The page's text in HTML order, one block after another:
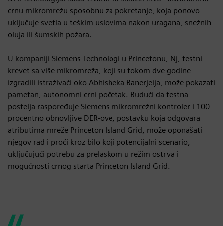
crnu mikromrežu sposobnu za pokretanje, koja ponovo
uključuje svetla u teškim uslovima nakon uragana, snežnih
oluja ili šumskih požara.
U kompaniji Siemens Technologi u Princetonu, Nj, testni
krevet sa više mikromreža, koji su tokom dve godine
izgradili istraživači oko Abhisheka Banerjeija, može pokazati
pametan, autonomni crni početak. Budući da testna
postelja raspoređuje Siemens mikromrežni kontroler i 100-
procentno obnovljive DER-ove, postavku koja odgovara
atributima mreže Princeton Island Grid, može oponašati
njegov rad i proći kroz bilo koji potencijalni scenario,
uključujući potrebu za prelaskom u režim ostrva i
mogućnosti crnog starta Princeton Island Grid.